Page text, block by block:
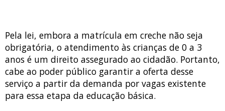
Pela lei, embora a matrícula em creche não seja
obrigatória, o atendimento às crianças de 0 a 3
anos é um direito assegurado ao cidadão. Portanto,
cabe ao poder público garantir a oferta desse
serviço a partir da demanda por vagas existente
para essa etapa da educação básica.